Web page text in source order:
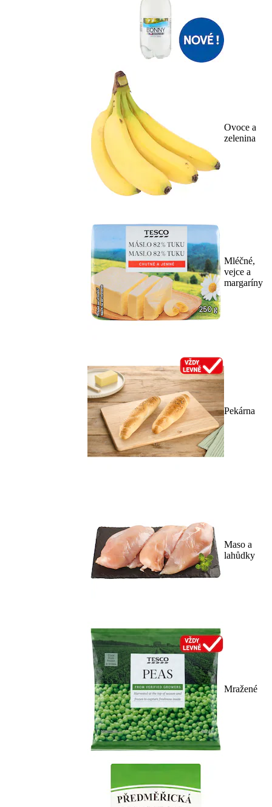
Ovoce a
zelenina
Mléčné,
vejce a
margaríny
Pekárna
Maso a
lahůdky
Mražené